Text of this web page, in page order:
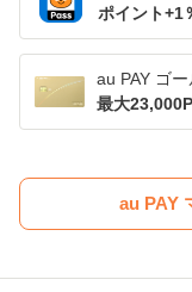
ポイント+1
au PAY ゴ
最大
au PAY